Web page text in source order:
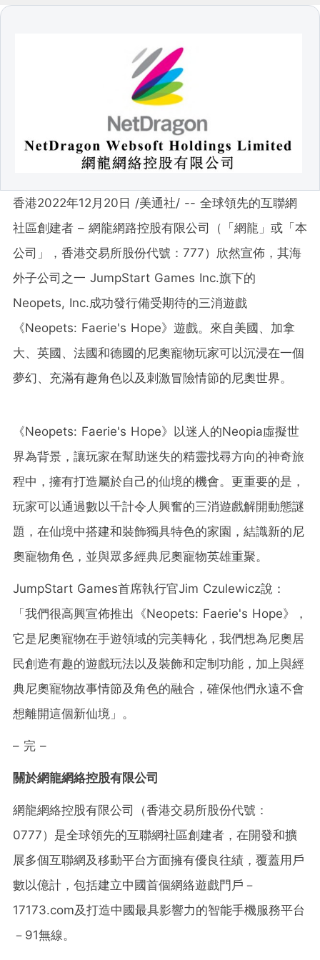
香港2022年12月20日 /美通社/ -- 全球領先的互聯網
社區創建者 – 網龍網路控股有限公司（「網龍」或「本
公司」，香港交易所股份代號：777）欣然宣佈，其海
外子公司之一 JumpStart Games Inc.旗下的
Neopets, Inc.成功發行備受期待的三消遊戲
《Neopets: Faerie's Hope》遊戲。來自美國、加拿
大、英國、法國和德國的尼奧寵物玩家可以沉浸在一個
夢幻、充滿有趣角色以及刺激冒險情節的尼奧世界。
《Neopets: Faerie's Hope》以迷人的Neopia虛擬世
界為背景，讓玩家在幫助迷失的精靈找尋方向的神奇旅
程中，擁有打造屬於自己的仙境的機會。更重要的是，
玩家可以通過數以千計令人興奮的三消遊戲解開動態謎
題，在仙境中搭建和裝飾獨具特色的家園，結識新的尼
奧寵物角色，並與眾多經典尼奧寵物英雄重聚。
JumpStart Games首席執行官Jim Czulewicz說：
「我們很高興宣佈推出《Neopets: Faerie's Hope》，
它是尼奧寵物在手遊領域的完美轉化，我們想為尼奧居
民創造有趣的遊戲玩法以及裝飾和定制功能，加上與經
典尼奧寵物故事情節及角色的融合，確保他們永遠不會
想離開這個新仙境」。
– 完 –
關於網龍網絡控股有限公司
網龍網絡控股有限公司（香港交易所股份代號：
0777）是全球領先的互聯網社區創建者，在開發和擴
展多個互聯網及移動平台方面擁有優良往績，覆蓋用戶
數以億計，包括建立中國首個網絡遊戲門戶－
17173.com及打造中國最具影響力的智能手機服務平台
－91無線。